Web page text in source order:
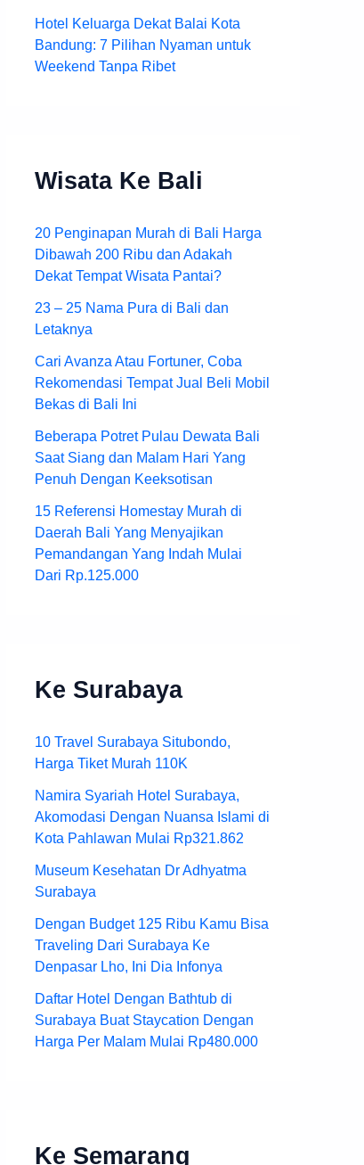
Hotel Keluarga Dekat Balai Kota
Bandung: 7 Pilihan Nyaman untuk
Weekend Tanpa Ribet
Wisata Ke Bali
20 Penginapan Murah di Bali Harga
Dibawah 200 Ribu dan Adakah
Dekat Tempat Wisata Pantai?
23 – 25 Nama Pura di Bali dan
Letaknya
Cari Avanza Atau Fortuner, Coba
Rekomendasi Tempat Jual Beli Mobil
Bekas di Bali Ini
Beberapa Potret Pulau Dewata Bali
Saat Siang dan Malam Hari Yang
Penuh Dengan Keeksotisan
15 Referensi Homestay Murah di
Daerah Bali Yang Menyajikan
Pemandangan Yang Indah Mulai
Dari Rp.125.000
Ke Surabaya
10 Travel Surabaya Situbondo,
Harga Tiket Murah 110K
Namira Syariah Hotel Surabaya,
Akomodasi Dengan Nuansa Islami di
Kota Pahlawan Mulai Rp321.862
Museum Kesehatan Dr Adhyatma
Surabaya
Dengan Budget 125 Ribu Kamu Bisa
Traveling Dari Surabaya Ke
Denpasar Lho, Ini Dia Infonya
Daftar Hotel Dengan Bathtub di
Surabaya Buat Staycation Dengan
Harga Per Malam Mulai Rp480.000
Ke Semarang